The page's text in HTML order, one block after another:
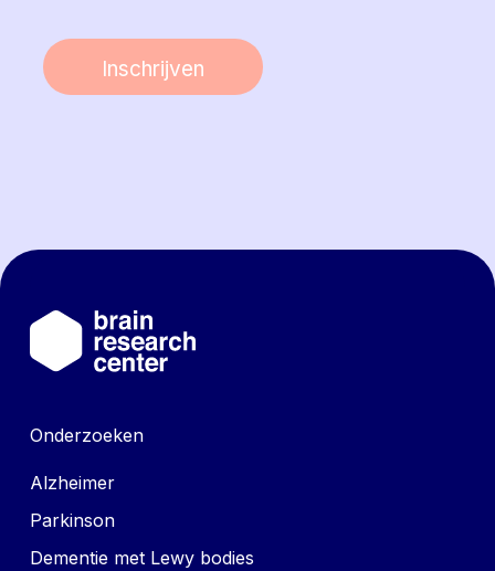
Inschrijven
Onderzoeken
Alzheimer
Parkinson
Dementie met Lewy bodies